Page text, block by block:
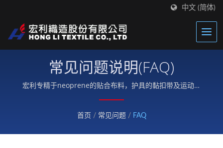
中文 (简体)
常见问题说明(FAQ)
宏利专精于neoprene的贴合布料，护具的黏扣带及运动机
能性布料。
首页 / 常见问题 / FAQ